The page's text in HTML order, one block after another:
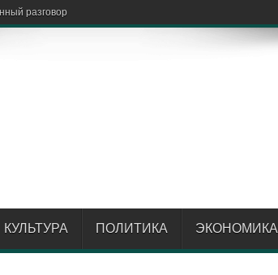
КУЛЬТУРА ПОЛИТИКА ЭКОНОМИКА